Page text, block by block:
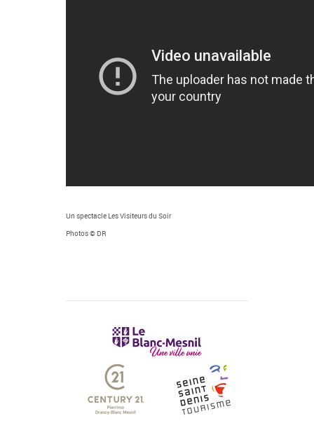
Un spectacle Les Visiteurs du Soir
Photos © DR